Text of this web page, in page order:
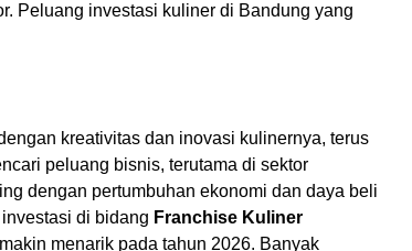
Peluang investasi kuliner di Bandung yang
kreativitas dan inovasi kulinernya, terus
peluang bisnis, terutama di sektor
dengan pertumbuhan ekonomi dan daya beli
di bidang Franchise Kuliner
menarik pada tahun 2026. Banyak